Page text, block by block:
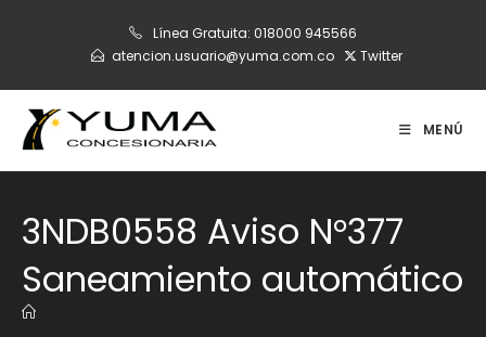
Línea Gratuita: 018000 945566
atencion.usuario@yuma.com.co
Twitter
MENÚ
3NDB0558 Aviso N°377
Saneamiento automático